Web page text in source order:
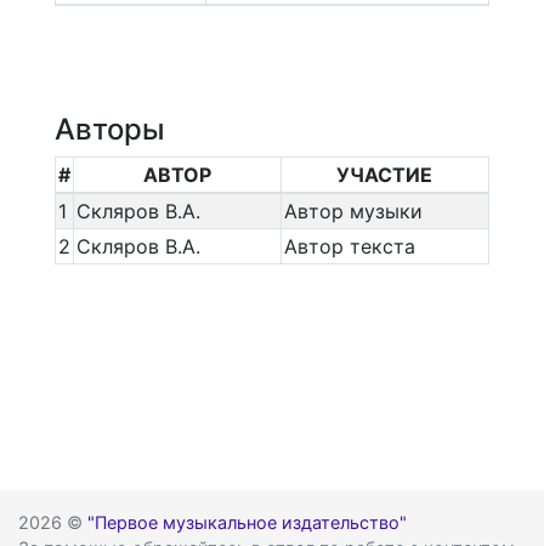
Авторы
# АВТОР
УЧАСТИЕ
1 Скляров В.А.
Автор музыки
2 Скляров В.А. Автор текста
2026 © "Первое музыкальное издательство"